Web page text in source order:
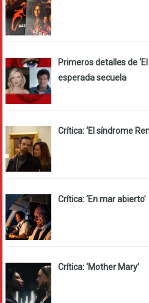
Primeros detalles de
esperada secuela
Crítica: ‘El síndrome
Crítica: ‘En mar abierto’
Crítica: ‘Mother Mary’